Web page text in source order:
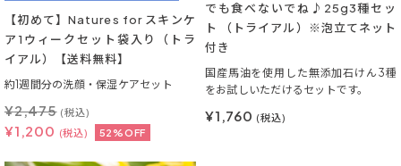
【初めて】Natures for スキンケ
ア1ウィークセット袋入り（トラ
イアル）【送料無料】
約1週間分の洗顔・保湿ケアセット
¥1,200 (税込) 52%OFF
¥2,475 (税込)
でも食べないでね♪25g3種セッ
ト （トライアル）※泡立てネット
付き
国産馬油を使用した無添加石けん3種
をお試しいただけるセットです。
¥1,760 (税込)